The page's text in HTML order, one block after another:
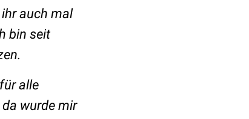
auch mal
bin seit
alle
wurde mir